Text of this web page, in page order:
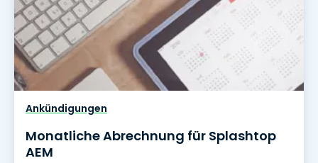
Ankündigungen
Monatliche Abrechnung für Splashtop
AEM